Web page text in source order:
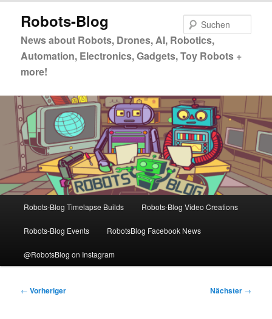
primären
springen
Robots-Blog
News about Robots, Drones, AI, Robotics,
Automation, Electronics, Gadgets, Toy Robots +
more!
Robots-Blog Timelapse Builds Robots-Blog Video Creations
Robots-Blog Events RobotsBlog Facebook News
@RobotsBlog on Instagram
Beitragsnavigation
← Vorheriger Nächster →